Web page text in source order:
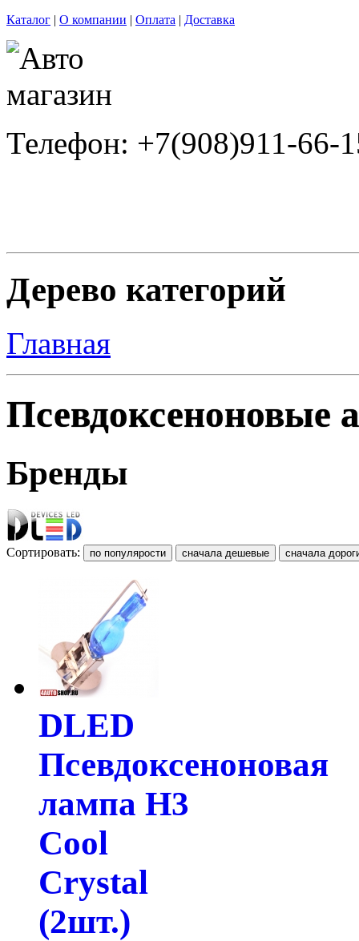
Каталог | О компании | Оплата | Доставка
Телефон: +7(908)911-66-
Дерево категорий
Главная
Псевдоксеноновые
Бренды
Сортировать:
DLED
Псевдоксеноновая
лампа H3
Cool
Crystal
(2шт.)